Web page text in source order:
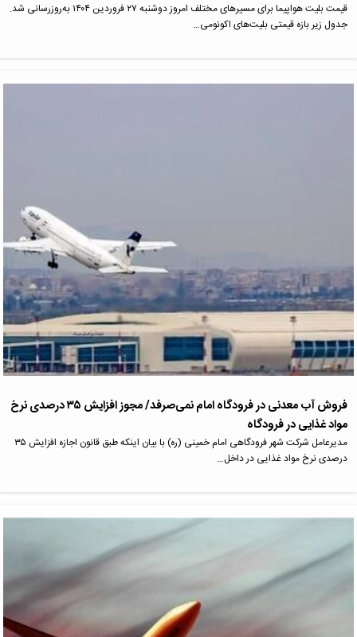
قیمت بلیت هواپیما برای مسیرهای مختلف امروز دوشنبه ۲۷ فروردین ۱۴۰۴ به‌روزرسانی شد.
جدول زیر بازه قیمتی بلیت‌های اکونومی…
فروش آب معدنی در فرودگاه امام نمی‌صرفد/ مجوز افزایش ۳۵ درصدی نرخ
مواد غذایی در فرودگاه
مدیرعامل شرکت شهر فرودگاهی امام خمینی (ره) با بیان اینکه طبق قانون اجازه افزایش ۳۵
درصدی نرخ مواد غذایی در داخل…